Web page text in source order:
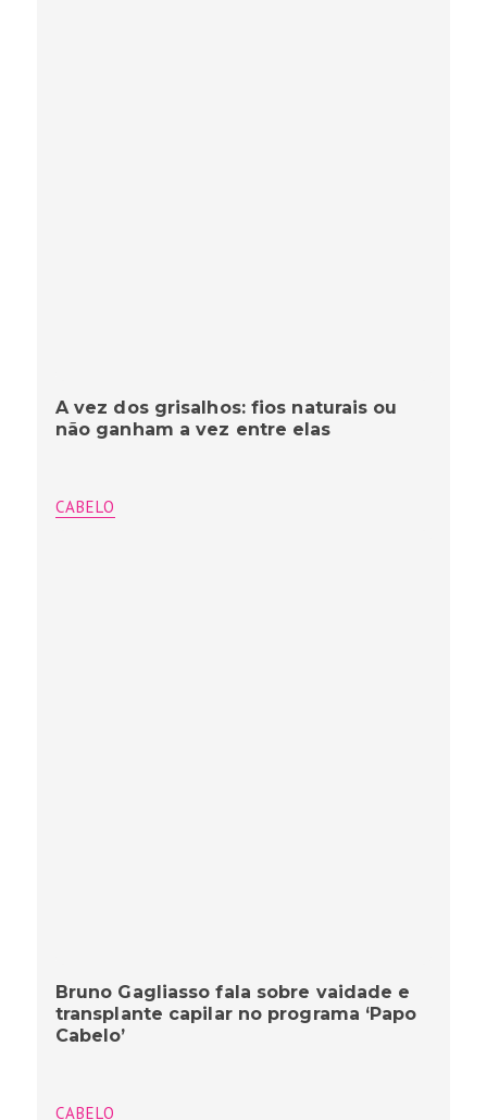
A vez dos grisalhos: fios naturais ou
não ganham a vez entre elas
CABELO
Bruno Gagliasso fala sobre vaidade e
transplante capilar no programa ‘Papo
Cabelo’
CABELO